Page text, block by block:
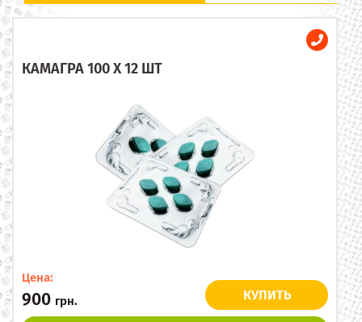
КАМАГРА 100 X 12 ШТ
Цена:
900 грн. КУПИТЬ